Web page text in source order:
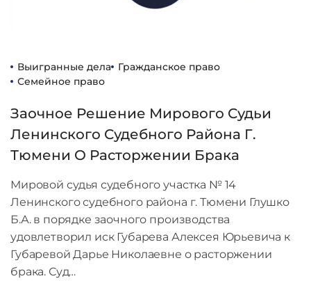
Выигранные дела
Гражданское право
Семейное право
Заочное Решение Мирового Судьи
Ленинского Судебного Района Г.
Тюмени О Расторжении Брака
Мировой судья судебного участка № 14
Ленинского судебного района г. Тюмени Глушко
Б.А. в порядке заочного производства
удовлетворил иск Губарева Алексея Юрьевича к
Губаревой Дарье Николаевне о расторжении
брака. Суд…